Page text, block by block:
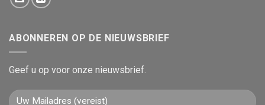
ABONNEREN OP DE NIEUWSBRIEF
Geef u op voor onze nieuwsbrief.